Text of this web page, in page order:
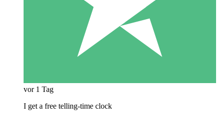
vor 1 Tag
I get a free telling-time clock